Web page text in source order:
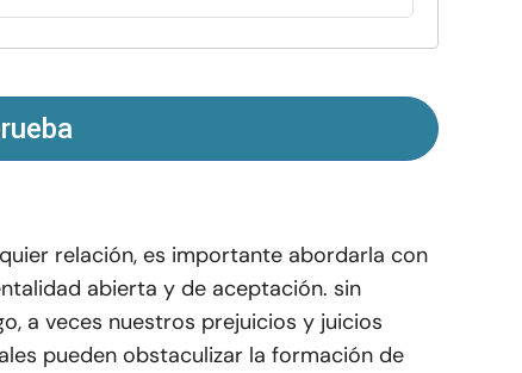
relación, es importante abordarla con
abierta y de aceptación. sin
a veces nuestros prejuicios y juicios
pueden obstaculizar la formación de